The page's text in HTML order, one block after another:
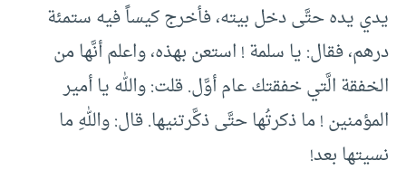
يدي يده حتَّى دخل بيته، فأخرج كيساً فيه ستمئة
درهم، فقال: يا سلمة ! استعن بهذه، واعلم أنَّها من
الخفقة الَّتي خفقتك عام أوَّل. قلت: والله يا أمير
المؤمنين ! ما ذكرتُها حتَّى ذكَّرتنيها. قال: واللهِ ما
نسيتها بعد!